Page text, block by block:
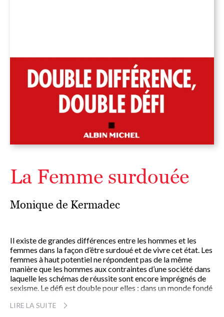
La Femme surdouée
Monique de Kermadec
Il existe de grandes différences entre les hommes et les
femmes dans la façon d’être surdoué et de vivre cet état. Les
femmes à haut potentiel ne répondent pas de la même
manière que les hommes aux contraintes d’une société dans
laquelle les schémas de réussite sont encore imprégnés de
sexisme. Le défi est double pour elles : dans un monde fondé
femme dotée d’un cerveau, il leur faut réussir à articuler leur
LIRE LA SUITE